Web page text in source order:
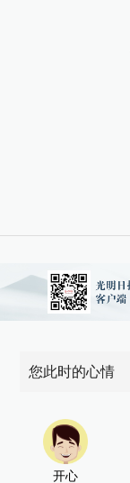
您此时的心情
开心